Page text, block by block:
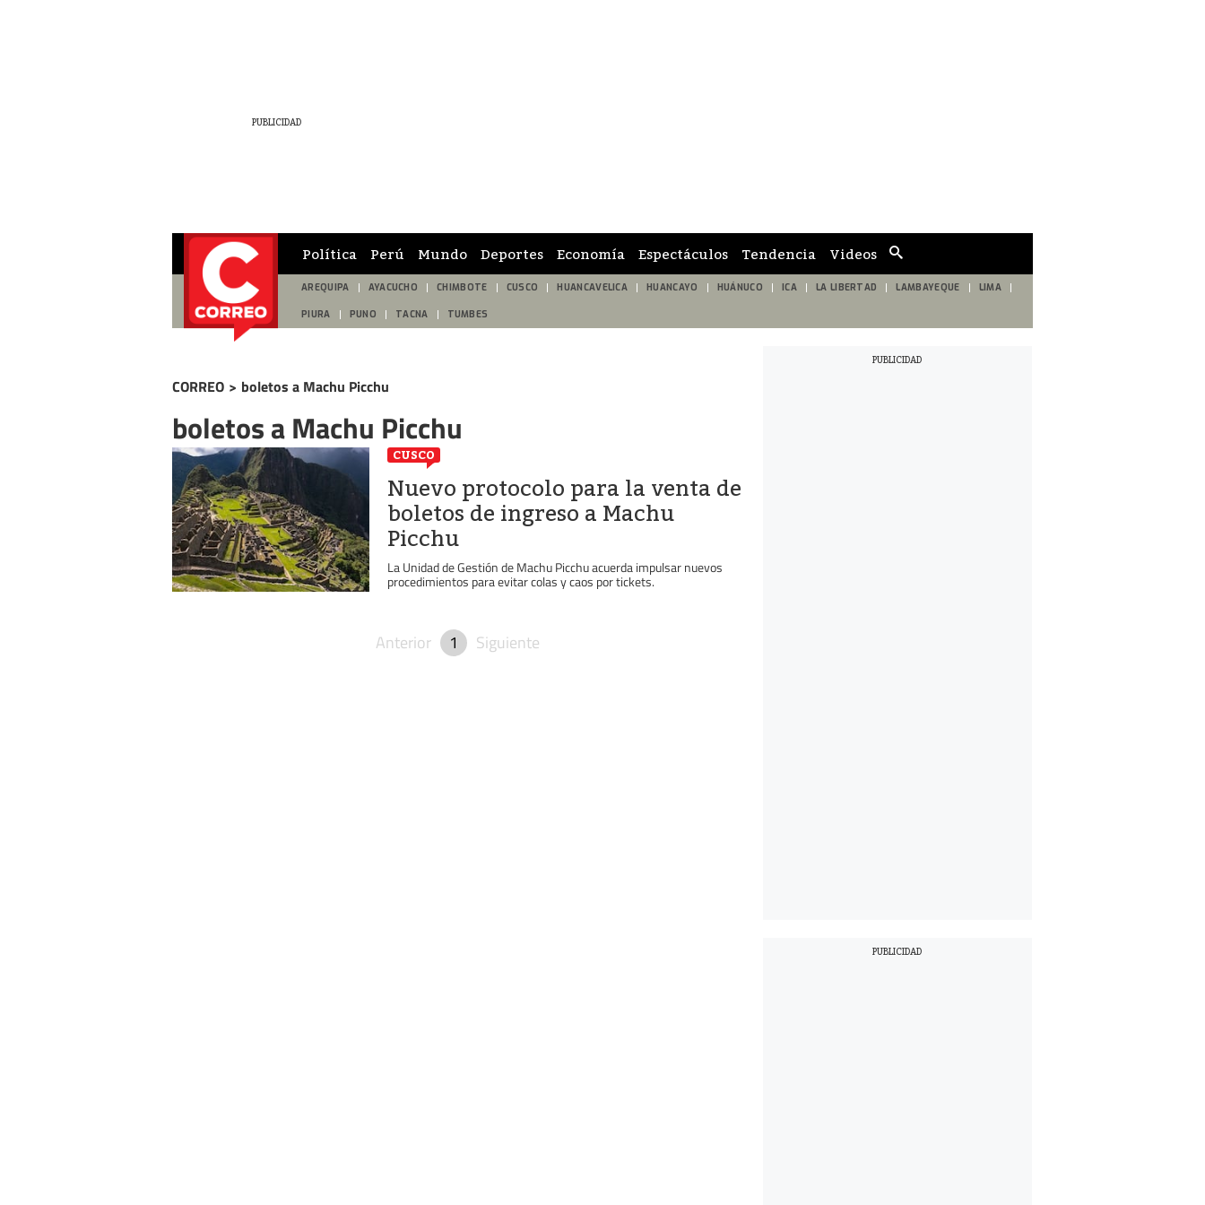
de
búsqueda
Política Perú Mundo Deportes Economía Espectáculos Tendencia Videos
AREQUIPA AYACUCHO CHIMBOTE CUSCO HUANCAVELICA HUANCAYO HUÁNUCO ICA LA LIBERTAD LAMBAYEQUE LIMA
PIURA PUNO TACNA TUMBES
CORREO > boletos a Machu Picchu
boletos a Machu Picchu
CUSCO
Nuevo protocolo para la venta de
boletos de ingreso a Machu
Picchu
La Unidad de Gestión de Machu Picchu acuerda impulsar nuevos
procedimientos para evitar colas y caos por tickets.
Anterior 1 Siguiente